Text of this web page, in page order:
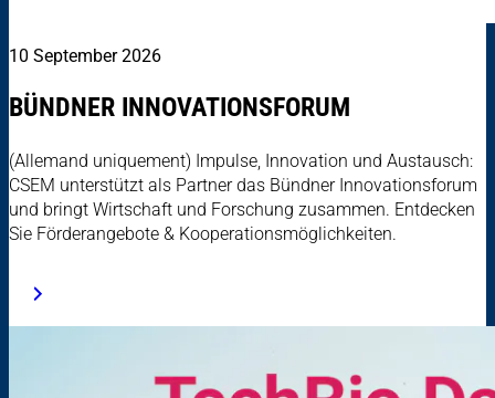
10 September 2026
BÜNDNER INNOVATIONSFORUM
(Allemand uniquement) Impulse, Innovation und Austausch:
CSEM unterstützt als Partner das Bündner Innovationsforum
und bringt Wirtschaft und Forschung zusammen. Entdecken
Sie Förderangebote & Kooperationsmöglichkeiten.